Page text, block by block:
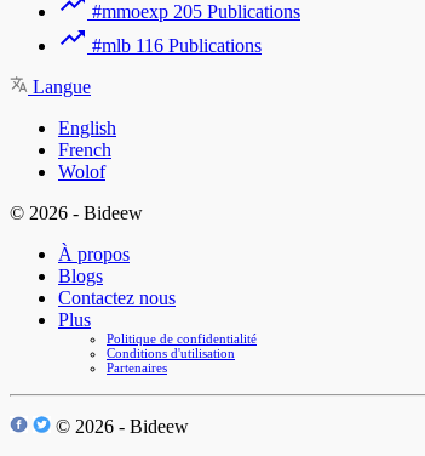
#mmoexp 205 Publications
#mlb 116 Publications
Langue
English
French
Wolof
© 2026 - Bideew
À propos
Blogs
Contactez nous
Plus
Politique de confidentialité
Conditions d'utilisation
Partenaires
© 2026 - Bideew